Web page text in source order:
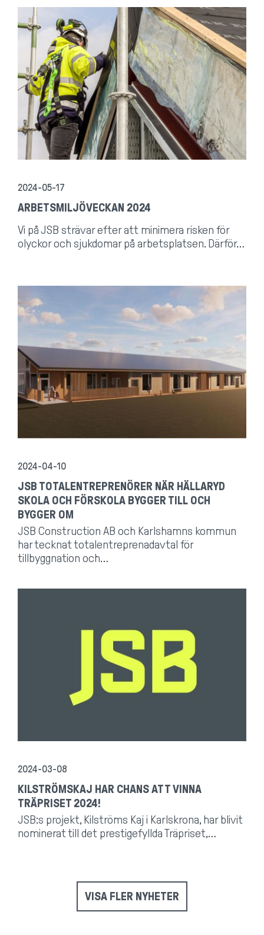
2024-05-17
ARBETSMILJÖVECKAN 2024
Vi på JSB strävar efter att minimera risken för
olyckor och sjukdomar på arbetsplatsen. Därför…
2024-04-10
JSB TOTALENTREPRENÖRER NÄR HÄLLARYD
SKOLA OCH FÖRSKOLA BYGGER TILL OCH
BYGGER OM
JSB Construction AB och Karlshamns kommun
har tecknat totalentreprenadavtal för
tillbyggnation och…
2024-03-08
KILSTRÖMSKAJ HAR CHANS ATT VINNA
TRÄPRISET 2024!
JSB:s projekt, Kilströms Kaj i Karlskrona, har blivit
nominerat till det prestigefyllda Träpriset,…
VISA FLER NYHETER